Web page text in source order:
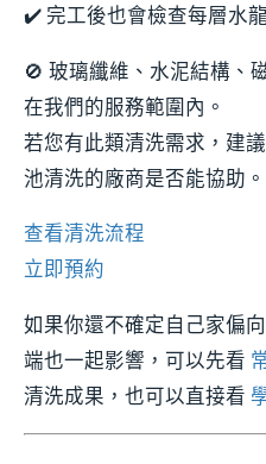
✔️ 完工後也會檢查每層水
🚫 玻璃纖維、水泥結構、
在我們的服務範圍內。
若您有此類清洗需求，建
池清洗的廠商是否能協助。
查看清洗流程
立即預約
如果你還不確定自己家偏
端也一起影響，可以先看
清洗成果，也可以直接看